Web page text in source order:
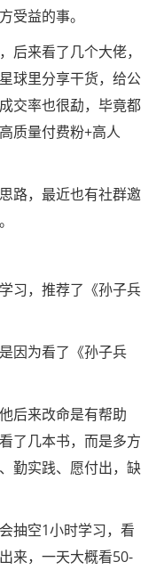
受益的事。
来看了几个大佬，
球里分享干货，给公
交率也很勐，毕竟都
质量付费粉+高人
，最近也有社群邀
，推荐了《孙子兵
因为看了《孙子兵
后来改命是有帮助
了几本书，而是多方
勤实践、愿付出，缺
空1小时学习，看
来，一天大概看50-